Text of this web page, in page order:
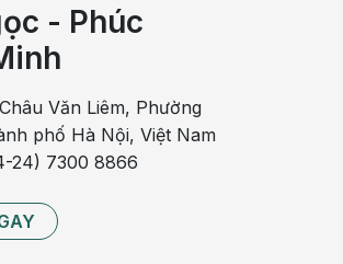
do bệnh lý về dạ dày hoặc hệ tiêu hóa
thuốc lá, rượu bia vượt quá ngưỡng
- Phúc
Văn Liêm, Phường
phố Hà Nội, Việt Nam
24) 7300 8866